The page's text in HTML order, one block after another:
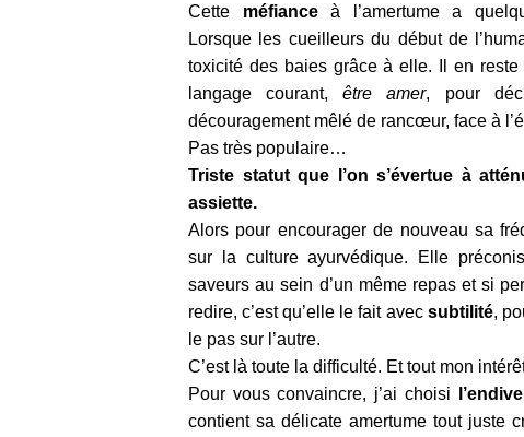
Cette méfianceà l’amertume a
Lorsque les cueilleurs du début de
toxicité des baies grâce à elle. Il en
langage courant,être amer, pour
découragement mêlé de rancœur, face à
Pas très populaire…
Triste statut que l’on s’évertue à
assiette.
Alors pour encourager de nouveau sa
sur la culture ayurvédique. Elle
saveurs au sein d’un même repas et si
redire, c’est qu’elle le fait avec subtilité,
le pas sur l’autre.
C’est là toute la difficulté. Et tout mon
Pour vous convaincre, j’ai choisi
l’endive
contient sa délicate amertume tout juste